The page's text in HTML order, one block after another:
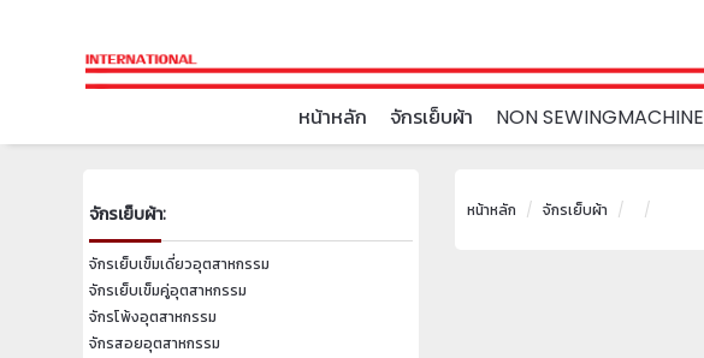
หน้าหลัก จักรเย็บผ้า NON SEWINGMACHINE
จักรเย็บผ้า:
จักรเย็บเข็มเดี่ยวอุตสาหกรรม
จักรเย็บเข็มคู่อุตสาหกรรม
จักรโพ้งอุตสาหกรรม
จักรสอยอุตสาหกรรม
หน้าหลัก จักรเย็บผ้า